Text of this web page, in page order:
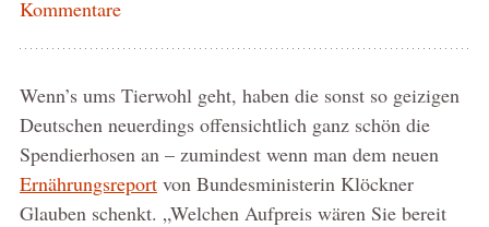
Kommentare
Wenn’s ums Tierwohl geht, haben die sonst so geizigen
Deutschen neuerdings offensichtlich ganz schön die
Spendierhosen an – zumindest wenn man dem neuen
Ernährungsreportvon Bundesministerin Klöckner
Glauben schenkt. „Welchen Aufpreis wären Sie bereit